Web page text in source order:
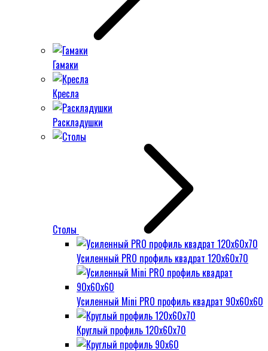
Гамаки
Кресла
Раскладушки
Столы
Усиленный PRO профиль квадрат 120х60х70
Усиленный Mini PRO профиль квадрат 90х60х60
Круглый профиль 120х60х70